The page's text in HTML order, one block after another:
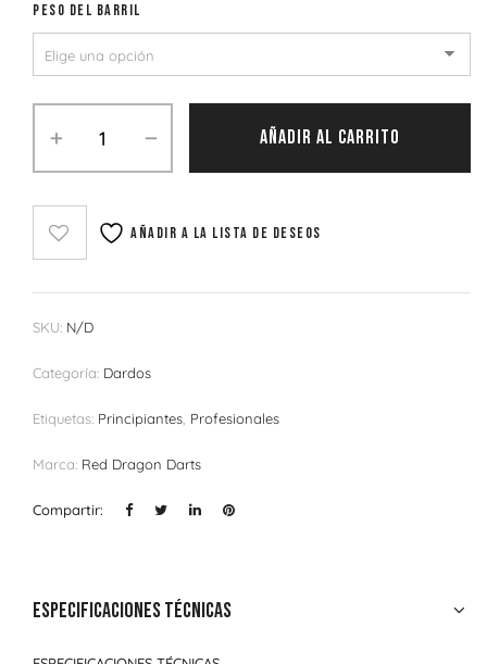
PESO DEL BARRIL
AÑADIR AL CARRITO
Añadir a la lista de deseos
SKU: N/D
Categoría: Dardos
Etiquetas: Principiantes, Profesionales
Marca: Red Dragon Darts
Compartir:
Especificaciones técnicas